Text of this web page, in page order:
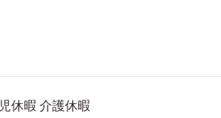
休暇 介護休暇